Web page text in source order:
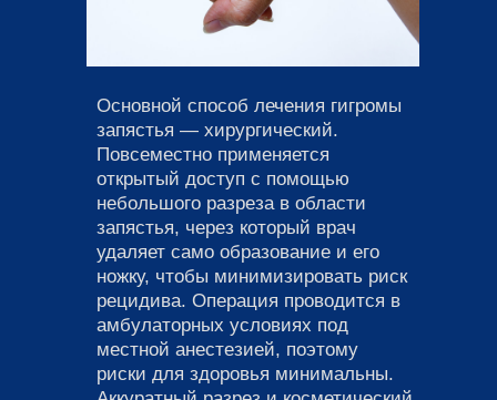
Основной способ лечения гигромы
запястья — хирургический.
Повсеместно применяется
открытый доступ с помощью
небольшого разреза в области
запястья, через который врач
удаляет само образование и его
ножку, чтобы минимизировать риск
рецидива. Операция проводится в
амбулаторных условиях под
местной анестезией, поэтому
риски для здоровья минимальны.